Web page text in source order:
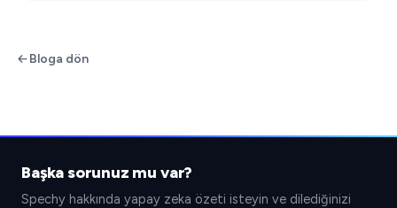
Bloga dön
Başka sorunuz mu var?
Spechy hakkında yapay zeka özeti isteyin ve dilediğinizi